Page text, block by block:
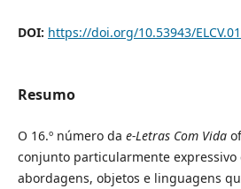
DOI: https://doi.org/10.53943/
Resumo
O 16.º número da e-Letras Com Vida
conjunto particularmente
abordagens, objetos e linguagens